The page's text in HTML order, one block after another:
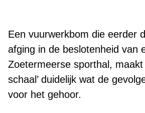
Een vuurwerkbom die eerder
afging in de beslotenheid van
Zoetermeerse sporthal, maakt
schaal’ duidelijk wat de
voor het gehoor.